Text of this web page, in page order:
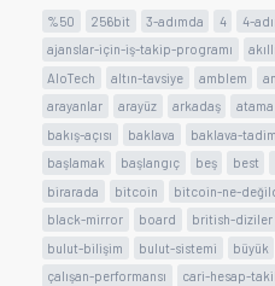
%50 256bit 3-adımda 4 4-
ajanslar-için-iş-takip-programı
akıllı
AloTech
altın-tavsiye amblem
arayanlar
arayüz arkadaş atama
bakış-açısı
baklava baklava-
başlamak
başlangıç beş best
birarada
bitcoin bitcoin-ne-
black-mirror
board british-diziler
bulut-bilişim
bulut-sistemi büyük
çalışan-performansı
cari-hesap-